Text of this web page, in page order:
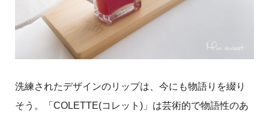
洗練されたデザインのリップは、今にも物語りを綴り
そう。「COLETTE(コレット)」は芸術的で物語性のあ